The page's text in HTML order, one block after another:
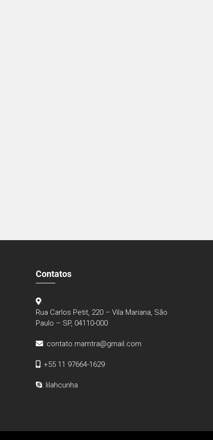
Contatos
:
Rua Carlos Petit, 220 – Vila Mariana, São
Paulo – SP, 04110-000
: contato.mamtra@gmail.com
: +55 11 97664-1629
: lilahcunha